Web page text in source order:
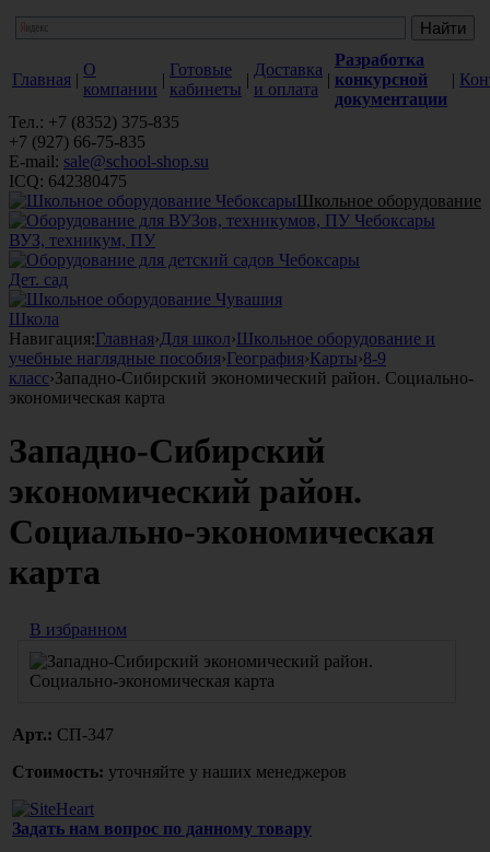
Главная |
О
компании
|
Готовые
кабинеты
|
Доставка
и оплата
|
Разработка
конкурсной
документации
|
Тел.: +7 (8352) 375-835
+7 (927) 66-75-835
E-mail: sale@school-shop.su
ICQ: 642380475
Школьное оборудование
ВУЗ, техникум, ПУ
Дет. сад
Школа
Навигация:Главная›Для школ›Школьное оборудование и
учебные наглядные пособия›География›Карты›8-9
класс›Западно-Сибирский экономический район. Социально-
экономическая карта
Западно-Сибирский
экономический район.
Социально-экономическая
карта
В избранном
Арт.: СП-347
Стоимость: уточняйте у наших менеджеров
Задать нам вопрос по данному товару